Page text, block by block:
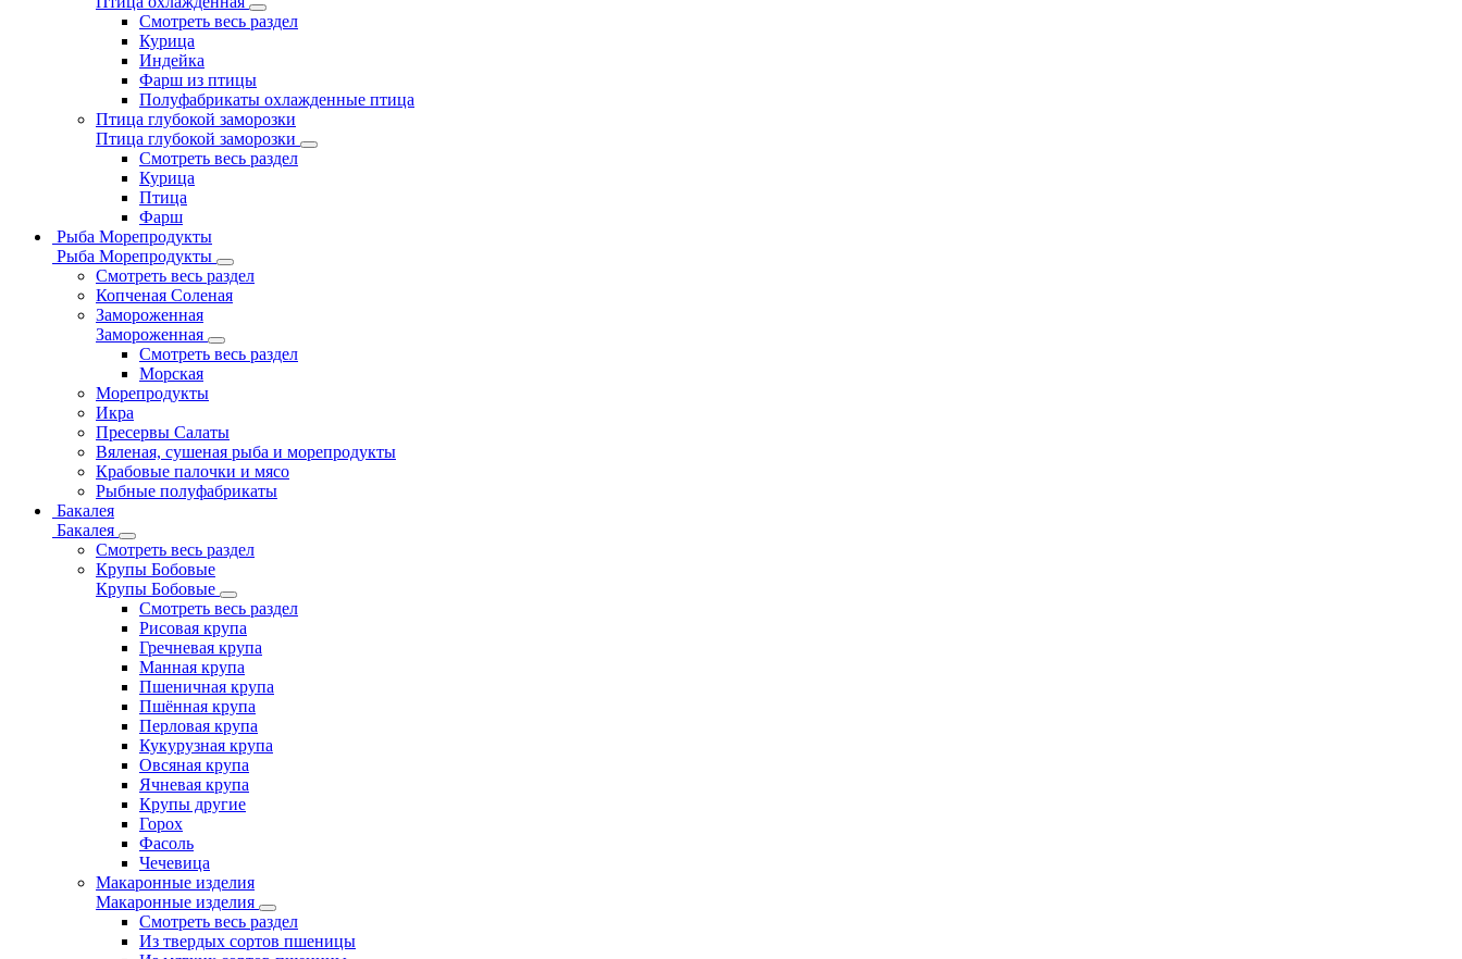
Смотреть весь раздел
Курица
Индейка
Фарш из птицы
Полуфабрикаты охлажденные птица
Птица глубокой заморозки
Птица глубокой заморозки
Смотреть весь раздел
Курица
Птица
Фарш
Рыба Морепродукты
Рыба Морепродукты
Смотреть весь раздел
Копченая Соленая
Замороженная
Замороженная
Смотреть весь раздел
Морская
Морепродукты
Икра
Пресервы Салаты
Вяленая, сушеная рыба и морепродукты
Крабовые палочки и мясо
Рыбные полуфабрикаты
Бакалея
Бакалея
Смотреть весь раздел
Крупы Бобовые
Крупы Бобовые
Смотреть весь раздел
Рисовая крупа
Гречневая крупа
Манная крупа
Пшеничная крупа
Пшённая крупа
Перловая крупа
Кукурузная крупа
Овсяная крупа
Ячневая крупа
Крупы другие
Горох
Фасоль
Чечевица
Макаронные изделия
Макаронные изделия
Смотреть весь раздел
Из твердых сортов пшеницы